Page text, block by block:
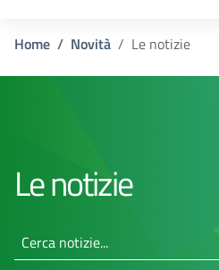
Home Novità Le notizie
Le notizie
Cerca notizie...